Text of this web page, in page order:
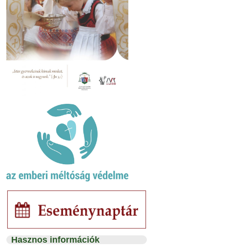
Hasznos információk